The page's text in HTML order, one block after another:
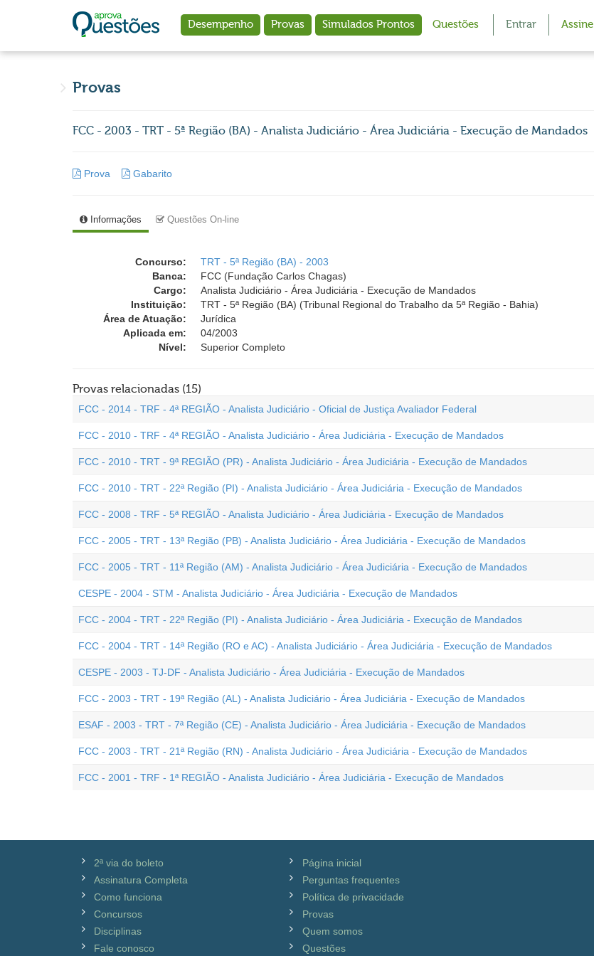
Desempenho Provas Simulados Prontos Questões Entrar Assine
Provas
FCC - 2003 - TRT - 5ª Região (BA) - Analista Judiciário - Área Judiciária - Execução de Mandados
Prova Gabarito
Informações Questões On-line
Concurso:
TRT - 5ª Região (BA) - 2003
Banca:
FCC (Fundação Carlos Chagas)
Cargo:
Analista Judiciário - Área Judiciária - Execução de Mandados
Instituição:
TRT - 5ª Região (BA) (Tribunal Regional do Trabalho da 5ª Região - Bahia)
Área de Atuação:
Jurídica
Aplicada em:
04/2003
Nível:
Superior Completo
Provas relacionadas (15)
FCC - 2014 - TRF - 4ª REGIÃO - Analista Judiciário - Oficial de Justiça Avaliador Federal
FCC - 2010 - TRF - 4ª REGIÃO - Analista Judiciário - Área Judiciária - Execução de Mandados
FCC - 2010 - TRT - 9ª REGIÃO (PR) - Analista Judiciário - Área Judiciária - Execução de Mandados
FCC - 2010 - TRT - 22ª Região (PI) - Analista Judiciário - Área Judiciária - Execução de Mandados
FCC - 2008 - TRF - 5ª REGIÃO - Analista Judiciário - Área Judiciária - Execução de Mandados
FCC - 2005 - TRT - 13ª Região (PB) - Analista Judiciário - Área Judiciária - Execução de Mandados
FCC - 2005 - TRT - 11ª Região (AM) - Analista Judiciário - Área Judiciária - Execução de Mandados
CESPE - 2004 - STM - Analista Judiciário - Área Judiciária - Execução de Mandados
FCC - 2004 - TRT - 22ª Região (PI) - Analista Judiciário - Área Judiciária - Execução de Mandados
FCC - 2004 - TRT - 14ª Região (RO e AC) - Analista Judiciário - Área Judiciária - Execução de Mandados
CESPE - 2003 - TJ-DF - Analista Judiciário - Área Judiciária - Execução de Mandados
FCC - 2003 - TRT - 19ª Região (AL) - Analista Judiciário - Área Judiciária - Execução de Mandados
ESAF - 2003 - TRT - 7ª Região (CE) - Analista Judiciário - Área Judiciária - Execução de Mandados
FCC - 2003 - TRT - 21ª Região (RN) - Analista Judiciário - Área Judiciária - Execução de Mandados
FCC - 2001 - TRF - 1ª REGIÃO - Analista Judiciário - Área Judiciária - Execução de Mandados
2ª via do boleto
Assinatura Completa
Como funciona
Concursos
Disciplinas
Fale conosco
Página inicial
Perguntas frequentes
Política de privacidade
Provas
Quem somos
Questões